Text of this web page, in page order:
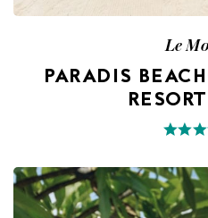
Le
PARADIS